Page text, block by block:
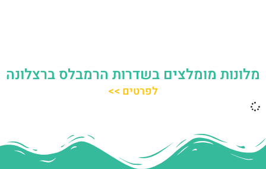
מלונות מומלצים בשדרות הרמבלס ברצלונה
לפרטים >>